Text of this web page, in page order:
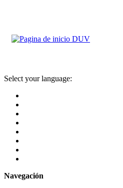
Select your language:
Navegación